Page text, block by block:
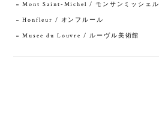
Mont Saint-Michel / モンサンミッシェル
Honfleur / オンフルール
Musee du Louvre / ルーヴル美術館